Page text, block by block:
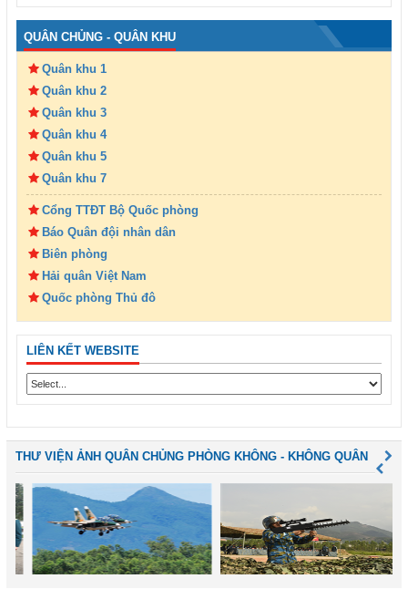
QUÂN CHỦNG - QUÂN KHU
Quân khu 1
Quân khu 2
Quân khu 3
Quân khu 4
Quân khu 5
Quân khu 7
Cổng TTĐT Bộ Quốc phòng
Báo Quân đội nhân dân
Biên phòng
Hải quân Việt Nam
Quốc phòng Thủ đô
LIÊN KẾT WEBSITE
THƯ VIỆN ẢNH QUÂN CHỦNG PHÒNG KHÔNG - KHÔNG QUÂN